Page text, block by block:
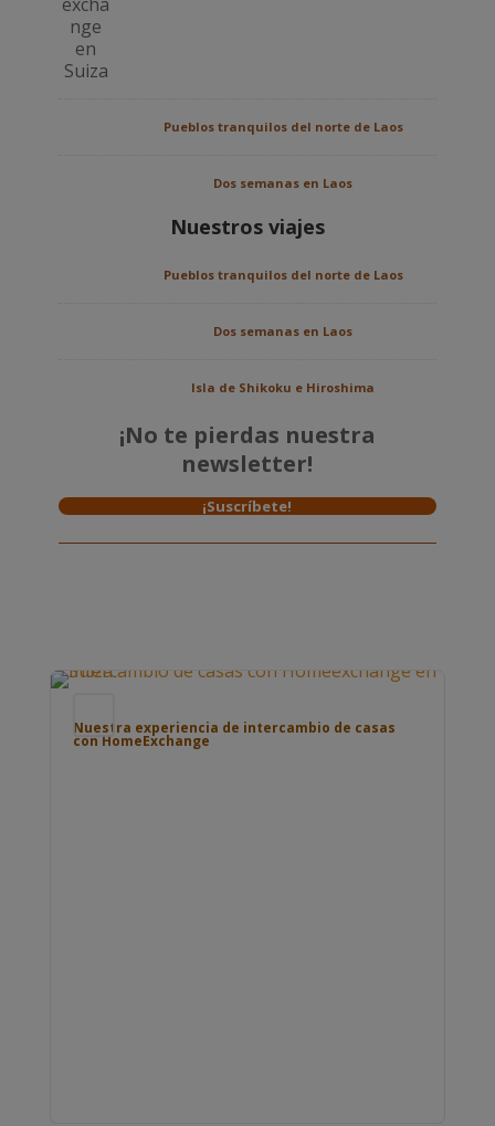
Pueblos tranquilos del norte de Laos
Dos semanas en Laos
Nuestros viajes
Pueblos tranquilos del norte de Laos
Dos semanas en Laos
Isla de Shikoku e Hiroshima
¡No te pierdas nuestra
newsletter!
¡Suscríbete!
Nuestra experiencia de intercambio de casas
con HomeExchange